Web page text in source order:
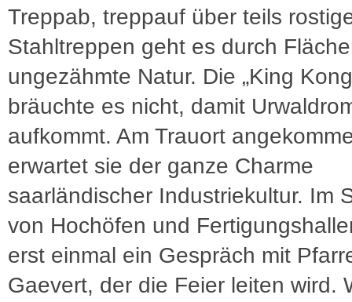
Treppab, treppauf über teils
Stahltreppen geht es durch
ungezähmte Natur. Die „King
bräuchte es nicht, damit
aufkommt. Am Trauort
erwartet sie der ganze Charme
saarländischer Industriekultur. Im
von Hochöfen und
erst einmal ein Gespräch mit
Gaevert, der die Feier leiten wird.